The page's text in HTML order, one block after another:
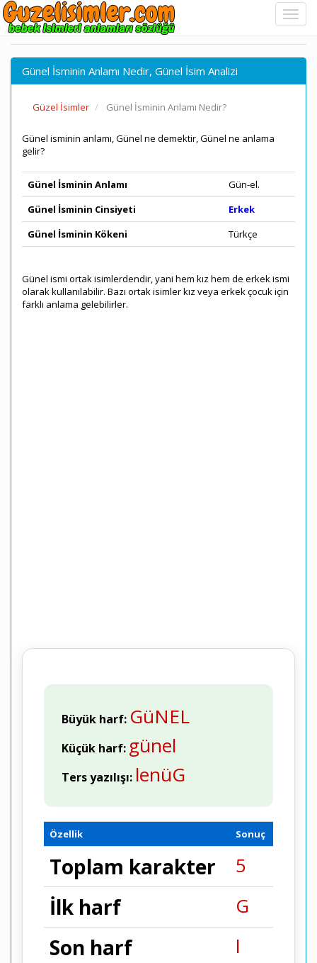
Günel İsminin Anlamı Nedir, Günel İsim Analizi
Güzel İsimler Günel İsminin Anlamı Nedir?
Günel isminin anlamı, Günel ne demektir, Günel ne anlama
gelir?
Günel İsminin Anlamı
Gün-el.
Günel İsminin Cinsiyeti
Erkek
Günel İsminin Kökeni
Türkçe
Günel ismi ortak isimlerdendir, yani hem kız hem de erkek ismi
olarak kullanılabilir. Bazı ortak isimler kız veya erkek çocuk için
farklı anlama gelebilirler.
Büyük harf: GüNEL
Küçük harf: günel
Ters yazılışı: lenüG
Özellik Sonuç
Toplam karakter 5
İlk harf G
Son harf l